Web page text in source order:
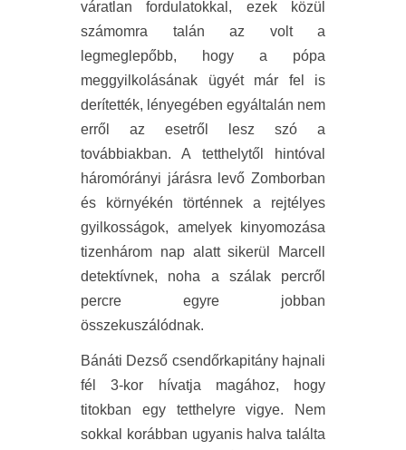
váratlan fordulatokkal, ezek közül
számomra talán az volt a
legmeglepőbb, hogy a pópa
meggyilkolásának ügyét már fel is
derítették, lényegében egyáltalán nem
erről az esetről lesz szó a
továbbiakban. A tetthelytől hintóval
háromórányi járásra levő Zomborban
és környékén történnek a rejtélyes
gyilkosságok, amelyek kinyomozása
tizenhárom nap alatt sikerül Marcell
detektívnek, noha a szálak percről
percre egyre jobban
összekuszálódnak.
Bánáti Dezső csendőrkapitány hajnali
fél 3-kor hívatja magához, hogy
titokban egy tetthelyre vigye. Nem
sokkal korábban ugyanis halva találta